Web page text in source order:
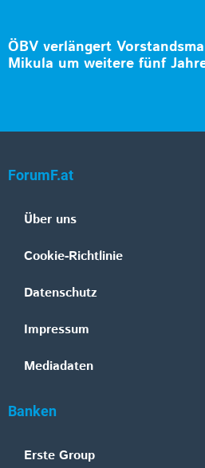
ÖBV verlängert
Mikula um weitere fünf
ForumF.at
Über uns
Cookie-Richtlinie
Datenschutz
Impressum
Mediadaten
Banken
Erste Group